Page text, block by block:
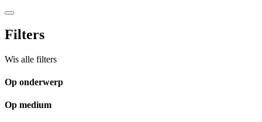
Filters
Wis alle filters
Op onderwerp
Op medium